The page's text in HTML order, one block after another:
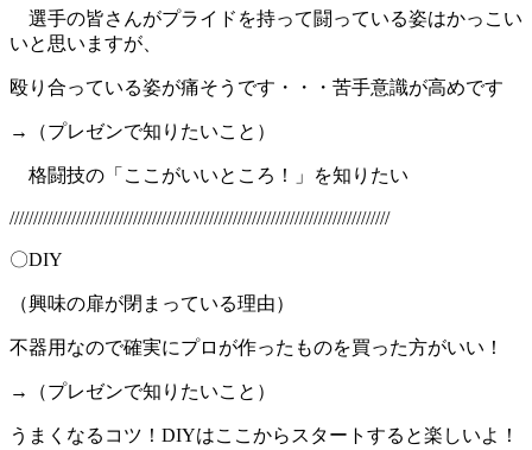
選手の皆さんがプライドを持って闘っている姿はかっこい
いと思いますが、
殴り合っている姿が痛そうです・・・苦手意識が高めです
→（プレゼンで知りたいこと）
格闘技の「ここがいいところ！」を知りたい
////////////////////////////////////////////////////////////////////////////////
〇DIY
（興味の扉が閉まっている理由）
不器用なので確実にプロが作ったものを買った方がいい！
→（プレゼンで知りたいこと）
うまくなるコツ！DIYはここからスタートすると楽しいよ！